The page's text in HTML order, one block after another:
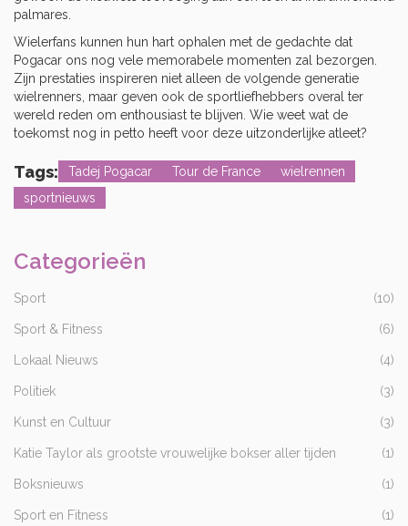
palmares.
Wielerfans kunnen hun hart ophalen met de gedachte dat
Pogacar ons nog vele memorabele momenten zal bezorgen.
Zijn prestaties inspireren niet alleen de volgende generatie
wielrenners, maar geven ook de sportliefhebbers overal ter
wereld reden om enthousiast te blijven. Wie weet wat de
toekomst nog in petto heeft voor deze uitzonderlijke atleet?
Tags: Tadej Pogacar Tour de France
wielrennen
sportnieuws
Categorieën
Sport (10)
Sport & Fitness (6)
Lokaal Nieuws (4)
Politiek (3)
Kunst en Cultuur (3)
Katie Taylor als grootste vrouwelijke bokser aller tijden (1)
Boksnieuws (1)
Sport en Fitness (1)